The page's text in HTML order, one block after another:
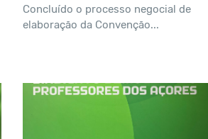
Concluído o processo negocial de
elaboração da Convenção...